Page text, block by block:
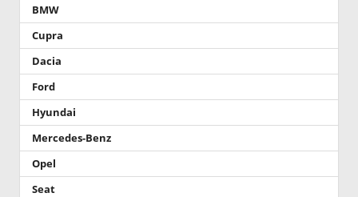
BMW
Cupra
Dacia
Ford
Hyundai
Mercedes-Benz
Opel
Seat